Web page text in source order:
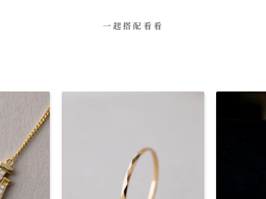
一起搭配看看